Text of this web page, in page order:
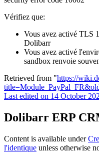
Vérifiez que:
Vous avez activé TLS
Dolibarr
Vous avez activé
sandbox renvoie
Retrieved from "https://
Last edited on 14 October
Dolibarr ERP
Content is available under
l'identique unless otherwise